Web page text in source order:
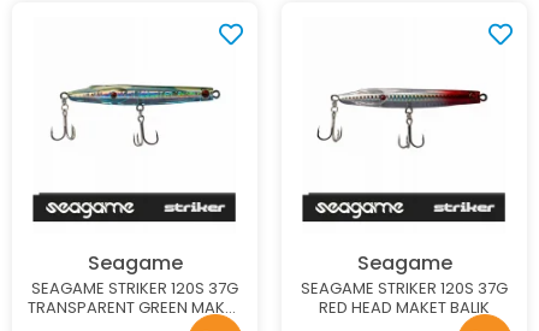
Seagame
SEAGAME STRIKER 120S 37G
TRANSPARENT GREEN MAKET
Seagame
SEAGAME STRIKER 120S 37G
RED HEAD MAKET BALIK